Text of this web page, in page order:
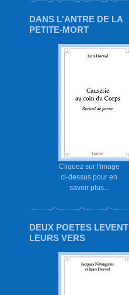
DANS L'ANTRE DE LA
PETITE-MORT
Cliquez sur l'image
ci-dessus pour en
savoir plus...
DEUX POETES LEVENT
LEURS VERS